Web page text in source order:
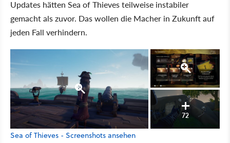
Updates hätten Sea of Thieves teilweise instabiler
gemacht als zuvor. Das wollen die Macher in Zukunft auf
jeden Fall verhindern.
72
Sea of Thieves - Screenshots ansehen